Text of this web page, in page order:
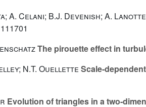
A. Celani; B.J. Devenish; A.
The pirouette effect in
N.T. Ouellette Scale-
Evolution of triangles in a two-